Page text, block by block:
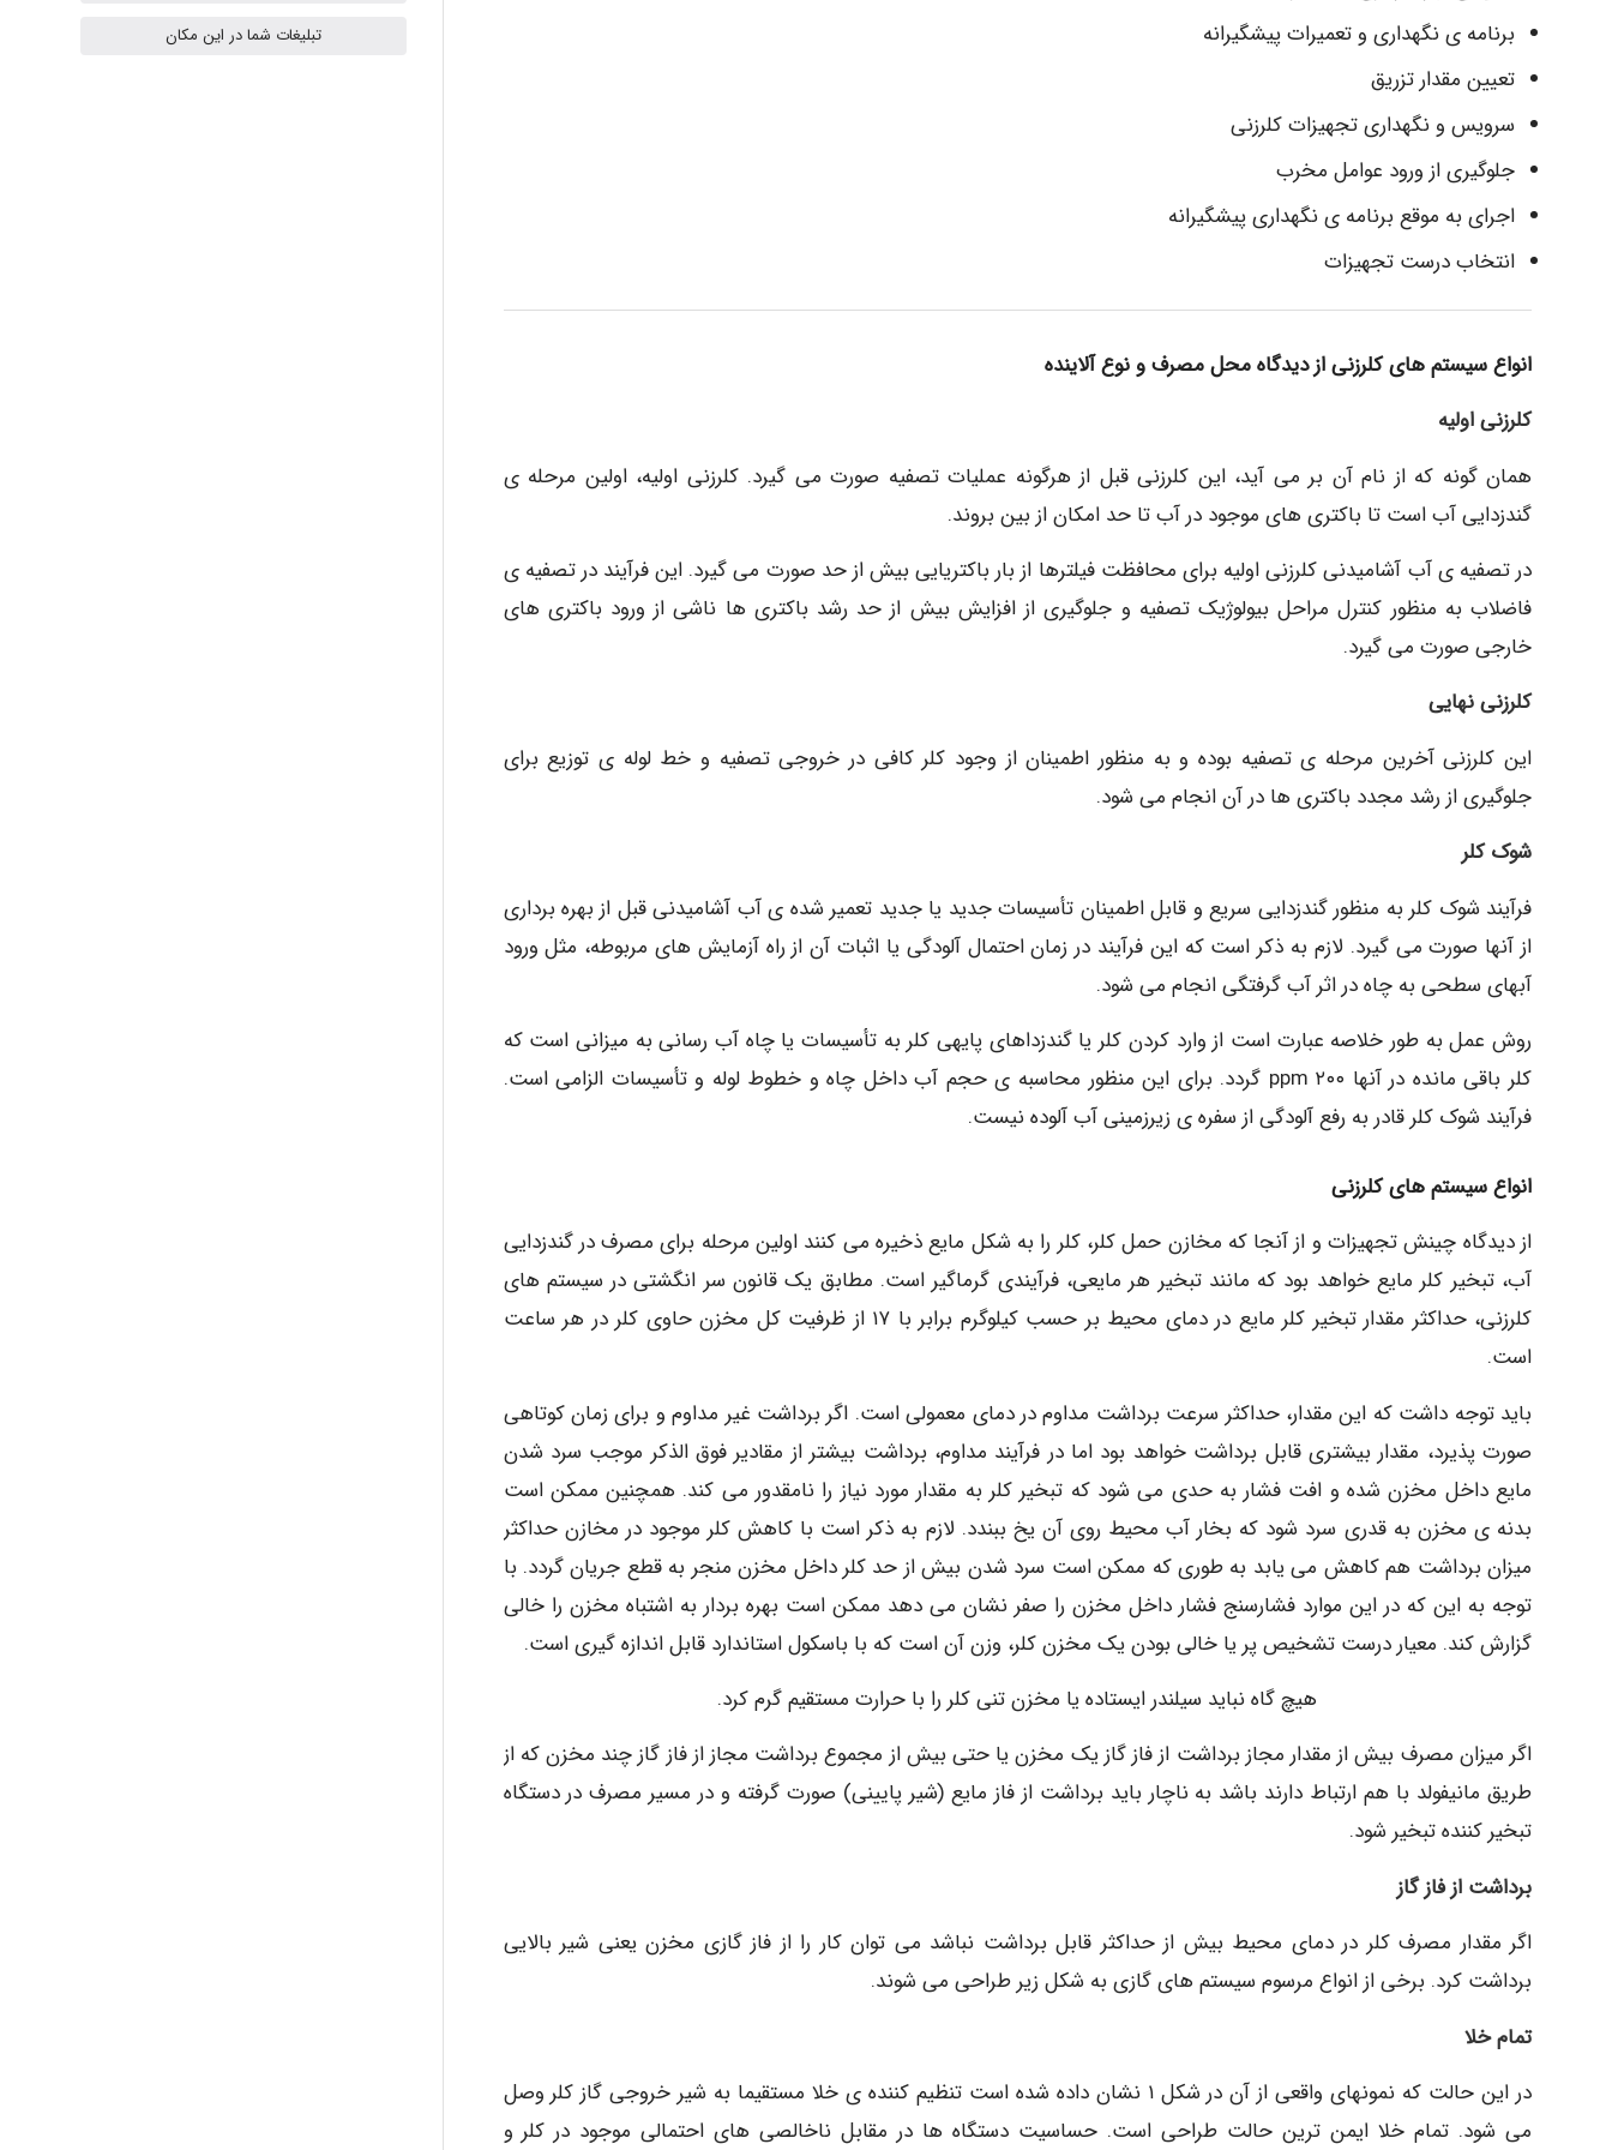
برنامه ی نگهداری و تعمیرات پیشگیرانه
تعیین مقدار تزریق
سرویس و نگهداری تجهیزات کلرزنی
جلوگیری از ورود عوامل مخرب
اجرای به موقع برنامه ی نگهداری پیشگیرانه
انتخاب درست تجهیزات
انواع سیستم های کلرزنی از دیدگاه محل مصرف و نوع آلاینده
کلرزنی اولیه
همان گونه که از نام آن بر می آید، این کلرزنی قبل از هرگونه عملیات تصفیه صورت می گیرد. کلرزنی اولیه، اولین مرحله ی
گندزدایی آب است تا باکتری های موجود در آب تا حد امکان از بین بروند.
در تصفیه ی آب آشامیدنی کلرزنی اولیه برای محافظت فیلترها از بار باکتریایی بیش از حد صورت می گیرد. این فرآیند در تصفیه ی
فاضلاب به منظور کنترل مراحل بیولوژیک تصفیه و جلوگیری از افزایش بیش از حد رشد باکتری ها ناشی از ورود باکتری های
خارجی صورت می گیرد.
کلرزنی نهایی
این کلرزنی آخرین مرحله ی تصفیه بوده و به منظور اطمینان از وجود کلر کافی در خروجی تصفیه و خط لوله ی توزیع برای
جلوگیری از رشد مجدد باکتری ها در آن انجام می شود.
شوک کلر
فرآیند شوک کلر به منظور گندزدایی سریع و قابل اطمینان تأسیسات جدید یا جدید تعمیر شده ی آب آشامیدنی قبل از بهره برداری
از آنها صورت می گیرد. لازم به ذکر است که این فرآیند در زمان احتمال آلودگی یا اثبات آن از راه آزمایش های مربوطه، مثل ورود
آبهای سطحی به چاه در اثر آب گرفتگی انجام می شود.
روش عمل به طور خلاصه عبارت است از وارد کردن کلر یا گندزداهای پایهی کلر به تأسیسات یا چاه آب رسانی به میزانی است که
کلر باقی مانده در آنها ppm ۲۰۰ گردد. برای این منظور محاسبه ی حجم آب داخل چاه و خطوط لوله و تأسیسات الزامی است.
فرآیند شوک کلر قادر به رفع آلودگی از سفره ی زیرزمینی آب آلوده نیست.
انواع سیستم های کلرزنی
از دیدگاه چینش تجهیزات و از آنجا که مخازن حمل کلر، کلر را به شکل مایع ذخیره می کنند اولین مرحله برای مصرف در گندزدایی
آب، تبخیر کلر مایع خواهد بود که مانند تبخیر هر مایعی، فرآیندی گرماگیر است. مطابق یک قانون سر انگشتی در سیستم های
کلرزنی، حداکثر مقدار تبخیر کلر مایع در دمای محیط بر حسب کیلوگرم برابر با ۱۷ از ظرفیت کل مخزن حاوی کلر در هر ساعت
است.
باید توجه داشت که این مقدار، حداکثر سرعت برداشت مداوم در دمای معمولی است. اگر برداشت غیر مداوم و برای زمان کوتاهی
صورت پذیرد، مقدار بیشتری قابل برداشت خواهد بود اما در فرآیند مداوم، برداشت بیشتر از مقادیر فوق الذکر موجب سرد شدن
مایع داخل مخزن شده و افت فشار به حدی می شود که تبخیر کلر به مقدار مورد نیاز را نامقدور می کند. همچنین ممکن است
بدنه ی مخزن به قدری سرد شود که بخار آب محیط روی آن یخ ببندد. لازم به ذکر است با کاهش کلر موجود در مخازن حداکثر
میزان برداشت هم کاهش می یابد به طوری که ممکن است سرد شدن بیش از حد کلر داخل مخزن منجر به قطع جریان گردد. با
توجه به این که در این موارد فشارسنج فشار داخل مخزن را صفر نشان می دهد ممکن است بهره بردار به اشتباه مخزن را خالی
گزارش کند. معیار درست تشخیص پر یا خالی بودن یک مخزن کلر، وزن آن است که با باسکول استاندارد قابل اندازه گیری است.
هیچ گاه نباید سیلندر ایستاده یا مخزن تنی کلر را با حرارت مستقیم گرم کرد.
اگر میزان مصرف بیش از مقدار مجاز برداشت از فاز گاز یک مخزن یا حتی بیش از مجموع برداشت مجاز از فاز گاز چند مخزن که از
طریق مانیفولد با هم ارتباط دارند باشد به ناچار باید برداشت از فاز مایع (شیر پایینی) صورت گرفته و در مسیر مصرف در دستگاه
تبخیر کننده تبخیر شود.
برداشت از فاز گاز
اگر مقدار مصرف کلر در دمای محیط بیش از حداکثر قابل برداشت نباشد می توان کار را از فاز گازی مخزن یعنی شیر بالایی
برداشت کرد. برخی از انواع مرسوم سیستم های گازی به شکل زیر طراحی می شوند.
تمام خلا
در این حالت که نمونهای واقعی از آن در شکل ۱ نشان داده شده است تنظیم کننده ی خلا مستقیما به شیر خروجی گاز کلر وصل
می شود. تمام خلا ایمن ترین حالت طراحی است. حساسیت دستگاه ها در مقابل ناخالصی های احتمالی موجود در کلر و
تبلیغات شما در این مکان